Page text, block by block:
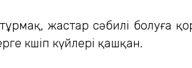
тұрмақ, жастар сәбилі
көшіп күйлері қашқан.